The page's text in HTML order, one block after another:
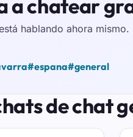
a chatear
hablando ahora
#espana#general
de chat